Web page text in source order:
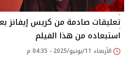
تعليقات صادمة من كريس إيفانز
استبعاده من هذا الفيلم
الأربعاء 11/يونيو/2025 - 04:35 م